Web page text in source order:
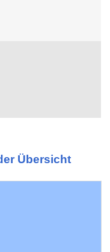
Übersicht